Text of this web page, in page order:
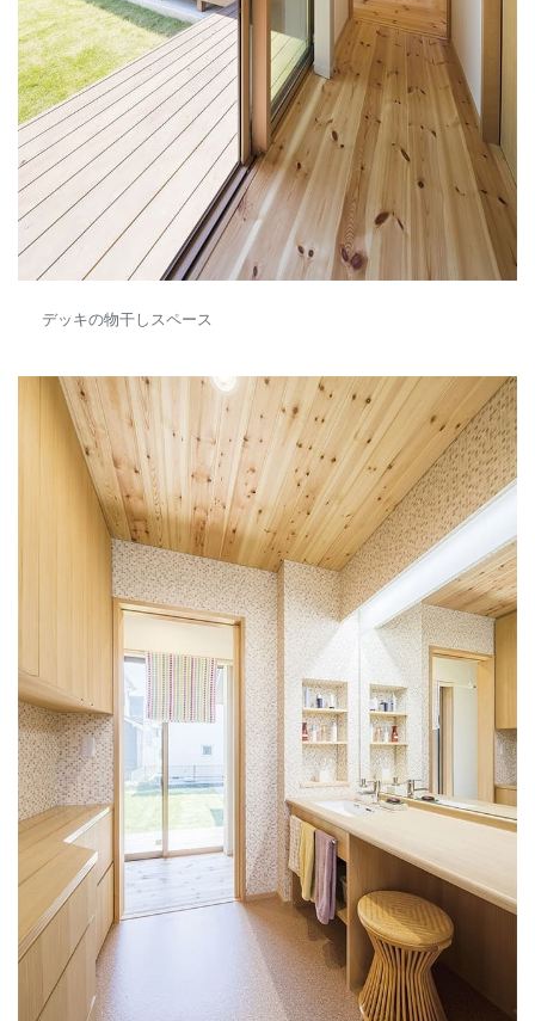
デッキの物干しスペース